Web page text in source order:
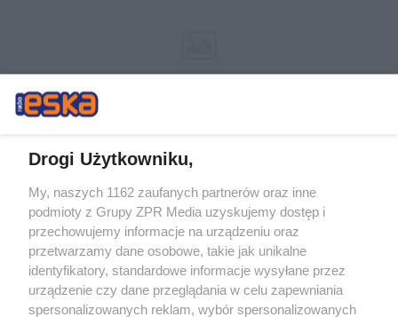
Żaden utwór zamieszczony w serwisie nie może być powielany i
rozpowszechniany lub dalej rozpowszechniany w jakikolwiek sposób (w
tym także elektroniczny lub mechaniczny) na jakimkolwiek polu
eksploatacji w jakiejkolwiek formie, włącznie z umieszczaniem w Internecie
bez pisemnej zgody właściciela praw. Jakiekolwiek użycie lub
wykorzystanie utworów w całości lub w części z naruszeniem prawa, tzn.
bez właściwej zgody, jest zabronione pod groźbą kary i może być ścigane
prawnie.
Drogi Użytkowniku,
My, naszych 1162 zaufanych partnerów oraz inne
podmioty z Grupy ZPR Media uzyskujemy dostęp i
przechowujemy informacje na urządzeniu oraz
przetwarzamy dane osobowe, takie jak unikalne
identyfikatory, standardowe informacje wysyłane przez
urządzenie czy dane przeglądania w celu zapewniania
spersonalizowanych reklam, wybór spersonalizowanych